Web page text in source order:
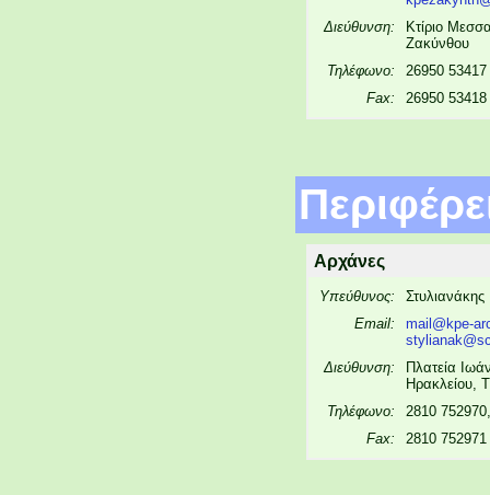
Διεύθυνση:
Κτίριο
Ζακύνθου
Τηλέφωνο:
26950 53417
Fax:
26950 53418
Αρχάνες
Υπεύθυνος:
Email:
mail@kpe-
Διεύθυνση:
Πλατεία
Ηρακλείου,
Τηλέφωνο:
2810
Fax:
2810 752971